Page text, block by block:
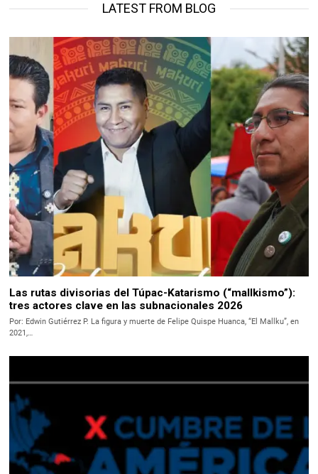
LATEST FROM BLOG
Las rutas divisorias del Túpac-Katarismo (“mallkismo”):
tres actores clave en las subnacionales 2026
Por: Edwin Gutiérrez P. La figura y muerte de Felipe Quispe Huanca, “El Mallku”, en
2021,…